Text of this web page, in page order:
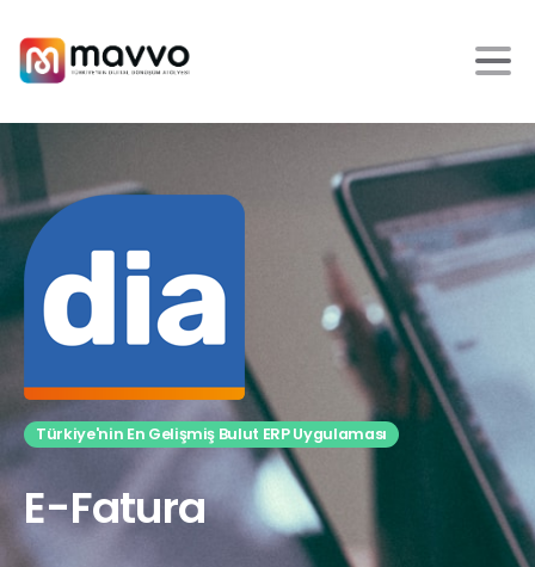
Türkiye'nin En Gelişmiş Bulut ERP Uygulaması
E-Fatura